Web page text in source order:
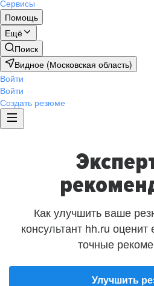
Сервисы
Помощь
Ещё
Поиск
Видное (Московская область)
Войти
Войти
Создать резюме
Как улучшить ваше
консультант hh.ru оценит
точные
Улучшить